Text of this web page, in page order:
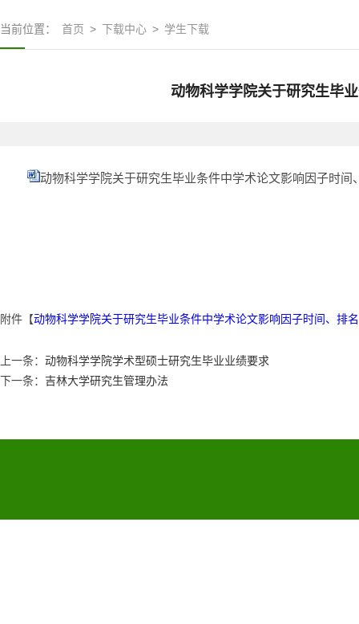
当前位置： 首页 > 下载中心 > 学生下载
动物科学学院关于研究生毕
动物科学学院关于研究生毕业条件中学术论文影响因子时
附件【动物科学学院关于研究生毕业条件中学术论文影响因子时间、排
上一条： 动物科学学院学术型硕士研究生毕业业绩要求
下一条： 吉林大学研究生管理办法